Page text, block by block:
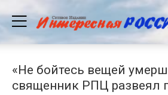
«Не бойтесь вещей
священник РПЦ развеял